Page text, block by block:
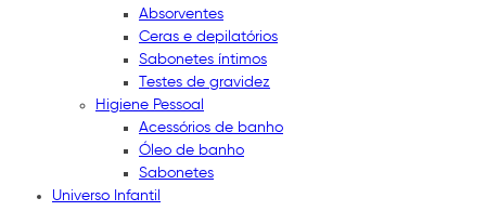
Absorventes
Ceras e depilatórios
Sabonetes íntimos
Testes de gravidez
Higiene Pessoal
Acessórios de banho
Óleo de banho
Sabonetes
Universo Infantil